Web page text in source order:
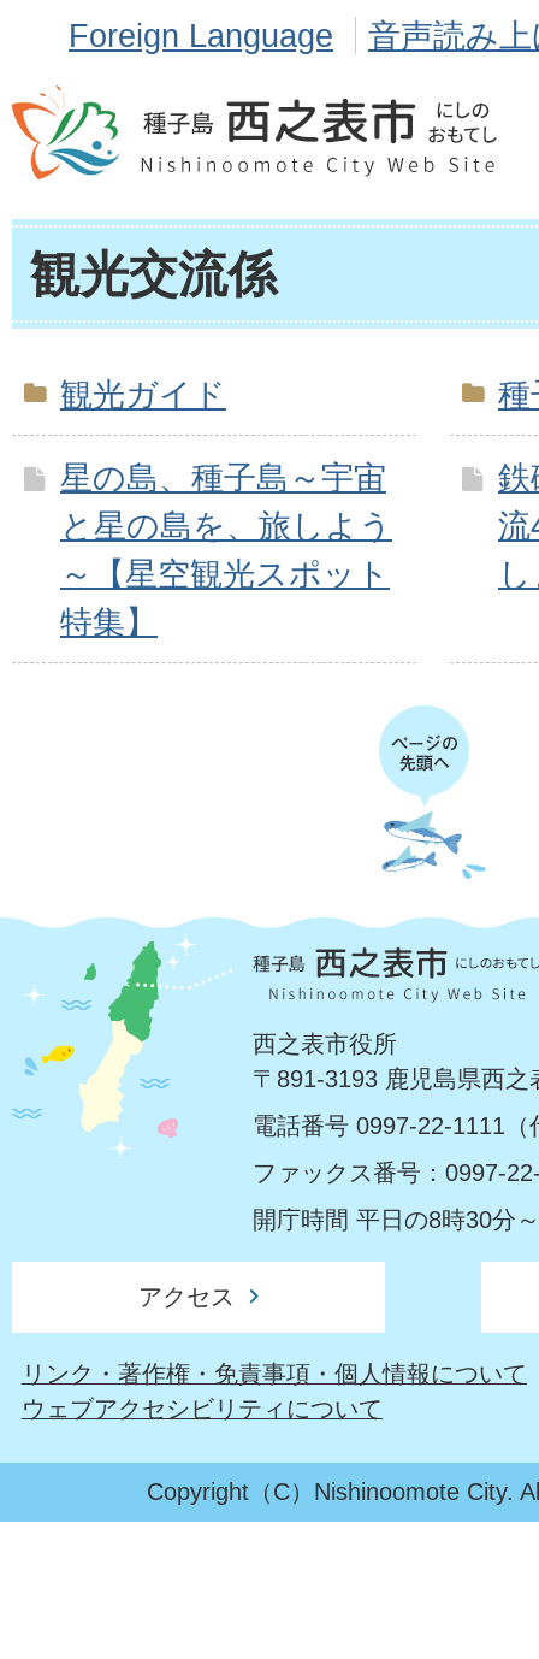
Foreign Language 音声読み
観光交流係
観光ガイド 種
星の島、種子島～宇宙
と星の島を、旅しよう
～【星空観光スポット
特集】
鉄
流
西之表市役所
〒891-3193 鹿児島県西
電話番号 0997-22-1111（
ファックス番号：0997-
開庁時間 平日の8時30分
アクセス
リンク・著作権・免責事項・個人情報について
ウェブアクセシビリティについて
Copyright（C）Nishinoomote City.